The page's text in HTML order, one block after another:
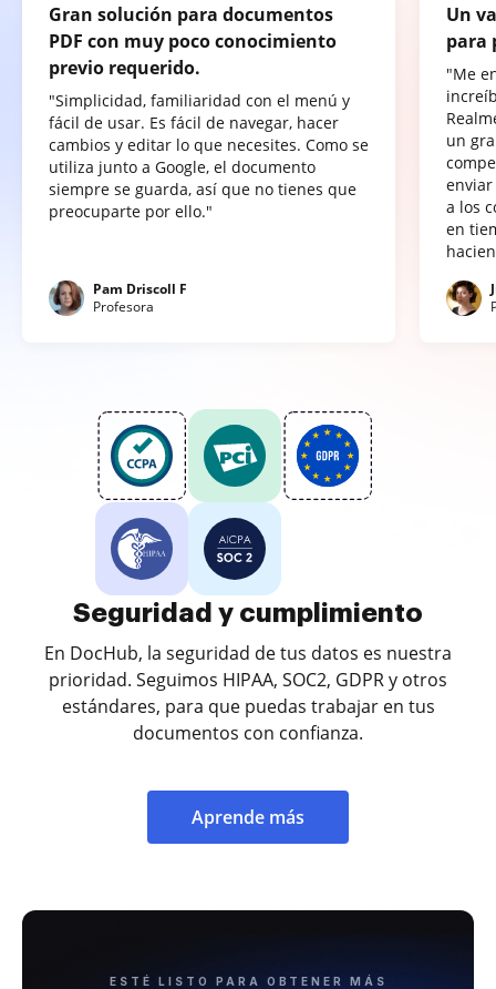
Gran solución para documentos
PDF con muy poco conocimiento
previo requerido.
"Simplicidad, familiaridad con el menú y
fácil de usar. Es fácil de navegar, hacer
cambios y editar lo que necesites. Como se
utiliza junto a Google, el documento
siempre se guarda, así que no tienes que
preocuparte por ello."
Pam Driscoll F
Profesora
Un
para
"Me
un
a los
en
Seguridad y cumplimiento
En DocHub, la seguridad de tus datos es nuestra
prioridad. Seguimos HIPAA, SOC2, GDPR y otros
estándares, para que puedas trabajar en tus
documentos con confianza.
Aprende más
ESTÉ LISTO PARA OBTENER MÁS